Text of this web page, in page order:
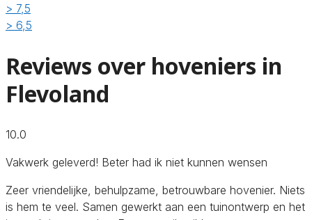
> 7,5
> 6,5
Reviews over hoveniers in
Flevoland
10.0
Vakwerk geleverd! Beter had ik niet kunnen wensen
Zeer vriendelijke, behulpzame, betrouwbare hovenier. Niets
is hem te veel. Samen gewerkt aan een tuinontwerp en het